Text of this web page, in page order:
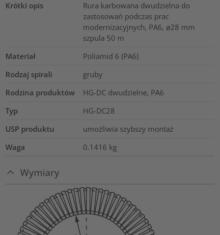
Krótki opis
Rura karbowana dwudzielna do
zastosowań podczas prac
modernizacyjnych, PA6, ø28 mm
szpula 50 m
Materiał
Poliamid 6 (PA6)
Rodzaj spirali
gruby
Rodzina produktów
HG-DC dwudzielne, PA6
Typ
HG-DC28
USP produktu
umożliwia szybszy montaż
Waga
0.1416 kg
Wymiary